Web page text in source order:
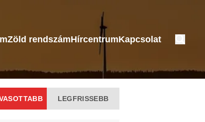
Zöld rendszámHírcentrumKapcsolat
LEGFRISSEBB